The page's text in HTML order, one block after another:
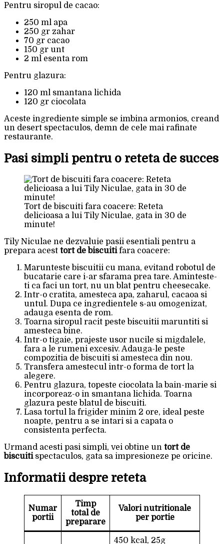
Pentru siropul de cacao:
250 ml apa
250 gr zahar
70 gr cacao
150 gr unt
2 ml esenta rom
Pentru glazura:
120 ml smantana lichida
120 gr ciocolata
Aceste ingrediente simple se imbina armonios, creand
un desert spectaculos, demn de cele mai rafinate
restaurante.
Pasi simpli pentru o reteta de succes
Tort de biscuiti fara coacere: Reteta
delicioasa a lui Tily Niculae, gata in 30 de
minute!
Tily Niculae ne dezvaluie pasii esentiali pentru a
prepara acest tort de biscuitifara coacere:
Marunteste biscuitii cu mana, evitand robotul de
bucatarie care i-ar sfarama prea tare. Aminteste-
ti ca faci un tort, nu un blat pentru cheesecake.
Intr-o cratita, amesteca apa, zaharul, cacaoa si
untul. Dupa ce ingredientele s-au omogenizat,
adauga esenta de rom.
Toarna siropul racit peste biscuitii maruntiti si
amesteca bine.
Intr-o tigaie, prajeste usor nucile si migdalele,
fara a le rumeni excesiv. Adauga-le peste
compozitia de biscuiti si amesteca din nou.
Transfera amestecul intr-o forma de tort la
alegere.
Pentru glazura, topeste ciocolata la bain-marie si
incorporeaz-o in smantana lichida. Toarna
glazura peste blatul de biscuiti.
Lasa tortul la frigider minim 2 ore, ideal peste
noapte, pentru a se intari si a capata o
consistenta perfecta.
Urmand acesti pasi simpli, vei obtine un tort de
biscuitispectaculos, gata sa impresioneze pe oricine.
Informatii despre reteta
Numar
portii
Timp
total de
preparare
Valori nutritionale
per portie
450 kcal, 25g